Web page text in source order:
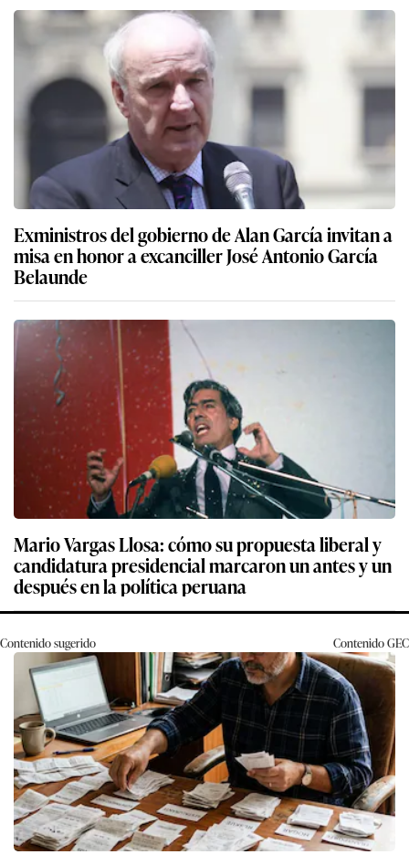
Exministros del gobierno de Alan García invitan a
misa en honor a excanciller José Antonio García
Belaunde
Mario Vargas Llosa: cómo su propuesta liberal y
candidatura presidencial marcaron un antes y un
después en la política peruana
Contenido sugerido ContenidoGEC